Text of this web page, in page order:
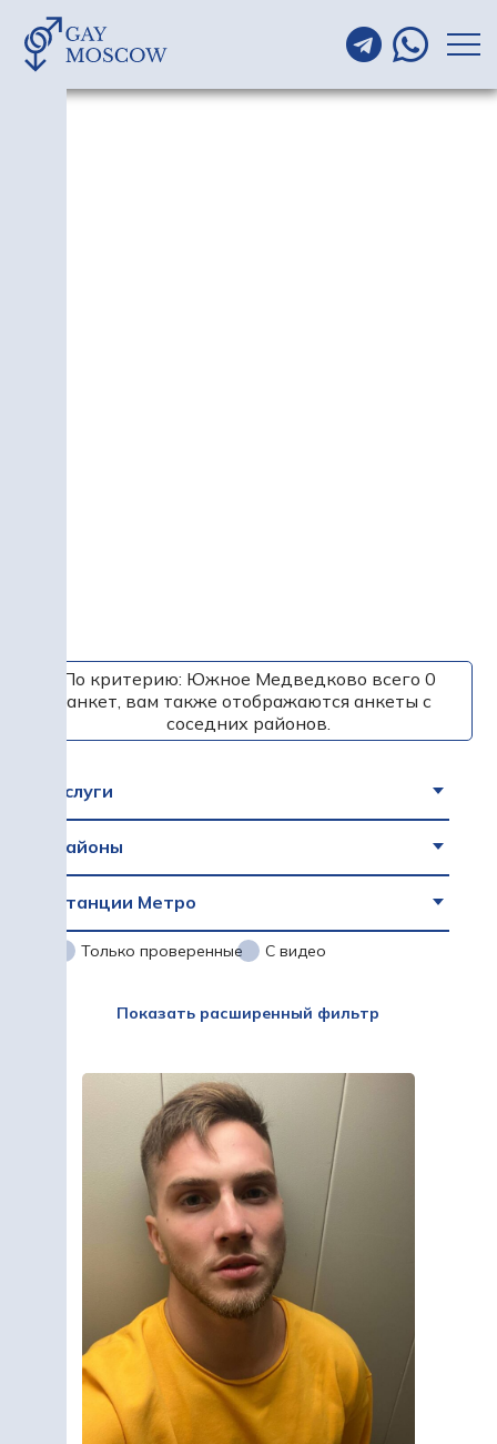
По критерию: Южное Медведково всего 0
анкет, вам также отображаются анкеты с
соседних районов.
Услуги
Районы
Станции Метро
Только проверенные С видео
Показать расширенный фильтр